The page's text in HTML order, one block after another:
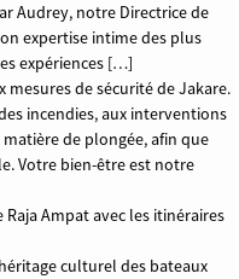
Audrey, notre Directrice de
expertise intime des plus
expériences […]
mesures de sécurité de Jakare.
incendies, aux interventions
de plongée, afin que
Votre bien-être est notre
Ampat avec les itinéraires
culturel des bateaux